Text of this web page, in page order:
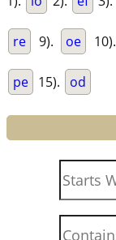
re 9). oe 10).
pe 15). od